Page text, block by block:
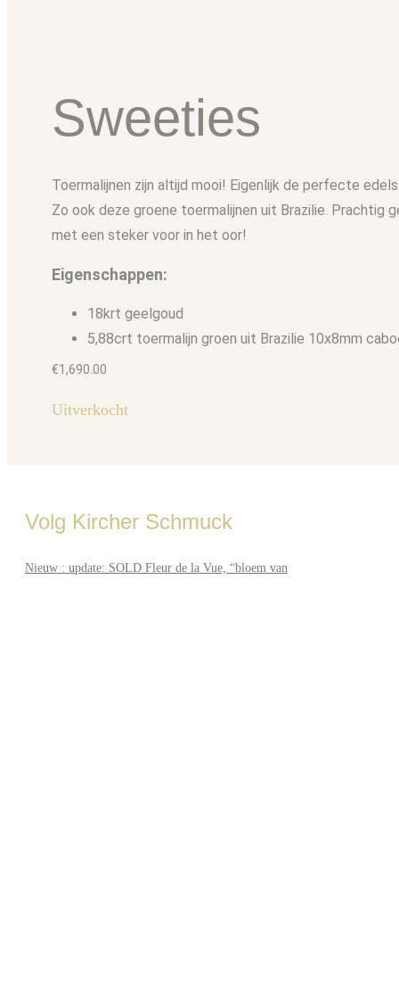
Sweeties
Toermalijnen zijn altijd mooi! Eigenlijk de perfecte
Zo ook deze groene toermalijnen uit Brazilie. Prachtig
met een steker voor in het oor!
Eigenschappen:
18krt geelgoud
5,88crt toermalijn groen uit Brazilie 10x8mm
€1,690.00
Uitverkocht
Volg Kircher Schmuck
Nieuw : update: SOLD Fleur de la Vue, “bloem van